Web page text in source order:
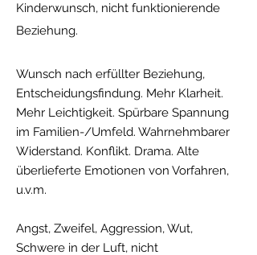
Kinderwunsch, nicht funktionierende
Beziehung.
Wunsch nach erfüllter Beziehung,
Entscheidungsfindung. Mehr Klarheit.
Mehr Leichtigkeit. Spürbare Spannung
im Familien-/Umfeld. Wahrnehmbarer
Widerstand. Konflikt. Drama. Alte
überlieferte Emotionen von Vorfahren,
u.v.m.
Angst, Zweifel, Aggression, Wut,
Schwere in der Luft, nicht